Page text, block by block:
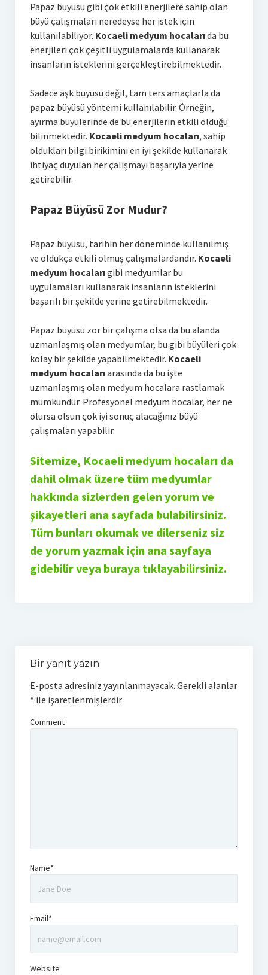
Papaz büyüsü gibi çok etkili enerjilere sahip olan
büyü çalışmaları neredeyse her istek için
kullanılabiliyor. Kocaeli medyum hocalarıda bu
enerjileri çok çeşitli uygulamalarda kullanarak
insanların isteklerini gerçekleştirebilmektedir.
Sadece aşk büyüsü değil, tam ters amaçlarla da
papaz büyüsü yöntemi kullanılabilir. Örneğin,
ayırma büyülerinde de bu enerjilerin etkili olduğu
bilinmektedir. Kocaeli medyum hocaları, sahip
oldukları bilgi birikimini en iyi şekilde kullanarak
ihtiyaç duyulan her çalışmayı başarıyla yerine
getirebilir.
Papaz Büyüsü Zor Mudur?
Papaz büyüsü, tarihin her döneminde kullanılmış
ve oldukça etkili olmuş çalışmalardandır. Kocaeli
medyum hocalarıgibi medyumlar bu
uygulamaları kullanarak insanların isteklerini
başarılı bir şekilde yerine getirebilmektedir.
Papaz büyüsü zor bir çalışma olsa da bu alanda
uzmanlaşmış olan medyumlar, bu gibi büyüleri çok
kolay bir şekilde yapabilmektedir. Kocaeli
medyum hocalarıarasında da bu işte
uzmanlaşmış olan medyum hocalara rastlamak
mümkündür. Profesyonel medyum hocalar, her ne
olursa olsun çok iyi sonuç alacağınız büyü
çalışmaları yapabilir.
Sitemize, Kocaeli medyum hocaları da
dahil olmak üzere tüm medyumlar
hakkında sizlerden gelen yorum ve
şikayetleri ana sayfada bulabilirsiniz.
Tüm bunları okumak ve dilerseniz siz
de yorum yazmak için ana sayfaya
gidebilir veya buraya tıklayabilirsiniz.
Bir yanıt yazın
E-posta adresiniz yayınlanmayacak. Gerekli alanlar
* ile işaretlenmişlerdir
Comment
Name*
Email*
Website